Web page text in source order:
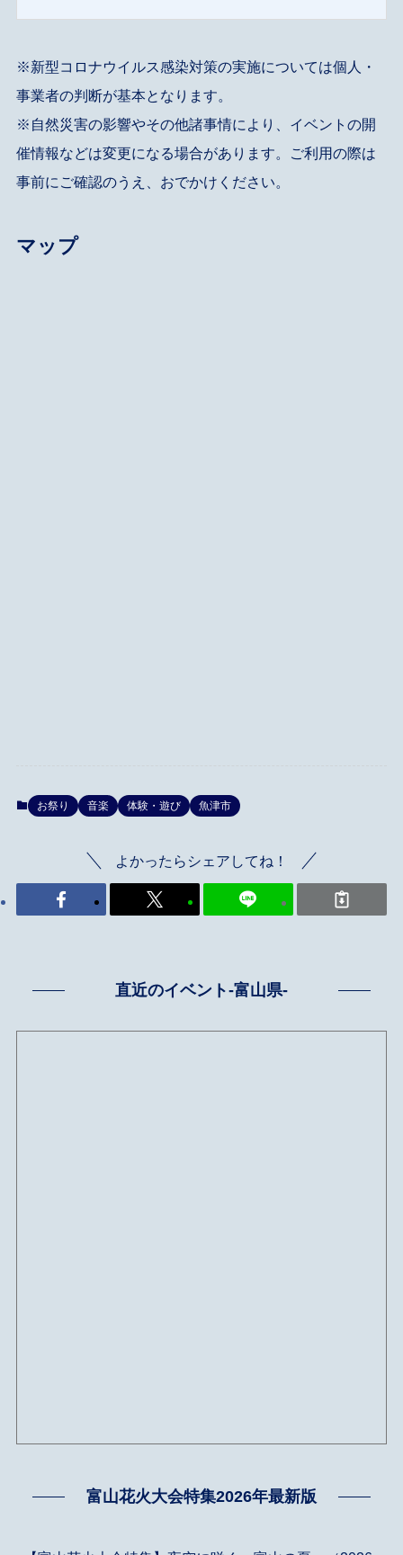
※新型コロナウイルス感染対策の実施については個人・
事業者の判断が基本となります。
※自然災害の影響やその他諸事情により、イベントの開
催情報などは変更になる場合があります。ご利用の際は
事前にご確認のうえ、おでかけください。
マップ
お祭り 音楽 体験・遊び 魚津市
よかったらシェアしてね！
直近のイベント-富山県-
富山花火大会特集2026年最新版